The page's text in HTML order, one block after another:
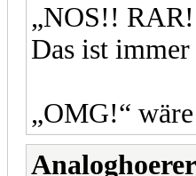
„NOS!!
Das ist
„OMG!“
Analoghoerer